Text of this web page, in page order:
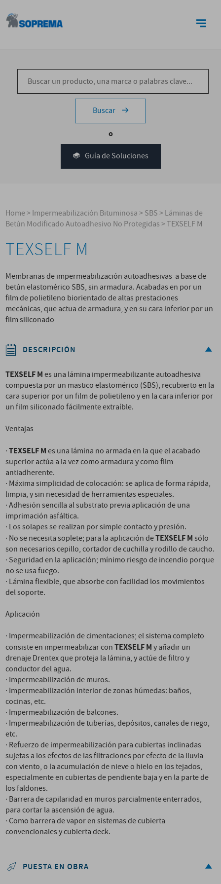
Buscar
o
Guía de Soluciones
Home>Impermeabilización Bituminosa>SBS>Láminas de
Betún Modificado Autoadhesivo No Protegidas>TEXSELF M
TEXSELF M
Membranas de impermeabilización autoadhesivas a base de
betún elastomérico SBS, sin armadura. Acabadas en por un
film de polietileno biorientado de altas prestaciones
mecánicas, que actua de armadura, y en su cara inferior por un
film siliconado
DESCRIPCIÓN
TEXSELF Mes una lámina impermeabilizante autoadhesiva
compuesta por un mastico elastomérico (SBS), recubierto en la
cara superior por un film de polietileno y en la cara inferior por
un film siliconado fácilmente extraíble.
Ventajas
·TEXSELF Mes una lámina no armada en la que el acabado
superior actúa a la vez como armadura y como film
antiadherente.
· Máxima simplicidad de colocación: se aplica de forma rápida,
limpia, y sin necesidad de herramientas especiales.
· Adhesión sencilla al substrato previa aplicación de una
imprimación asfáltica.
· Los solapes se realizan por simple contacto y presión.
· No se necesita soplete; para la aplicación deTEXSELF Msólo
son necesarios cepillo, cortador de cuchilla y rodillo de caucho.
· Seguridad en la aplicación; mínimo riesgo de incendio porque
no se usa fuego.
· Lámina flexible, que absorbe con facilidad los movimientos
del soporte.
Aplicación
· Impermeabilización de cimentaciones; el sistema completo
consiste en impermeabilizar conTEXSELF My añadir un
drenaje Drentex que proteja la lámina, y actúe de filtro y
conductor del agua.
· Impermeabilización de muros.
· Impermeabilización interior de zonas húmedas: baños,
cocinas, etc.
· Impermeabilización de balcones.
· Impermeabilización de tuberías, depósitos, canales de riego,
etc.
· Refuerzo de impermeabilización para cubiertas inclinadas
sujetas a los efectos de las filtraciones por efecto de la lluvia
con viento, o la acumulación de nieve o hielo en los tejados,
especialmente en cubiertas de pendiente baja y en la parte de
los faldones.
· Barrera de capilaridad en muros parcialmente enterrados,
para cortar la ascensión de agua.
· Como barrera de vapor en sistemas de cubierta
convencionales y cubierta deck.
PUESTA EN OBRA